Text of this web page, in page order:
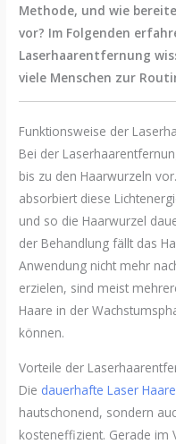
Methode, und wie
vor? Im Folgenden
Laserhaarentfernung
viele Menschen zur
Funktionsweise der
Bei der
bis zu den Haarwurzeln
absorbiert diese
und so die Haarwurzel
der Behandlung fällt das
Anwendung nicht mehr
erzielen, sind meist
Haare in der
können.
Vorteile der
Die dauerhafte Laser
hautschonend, sondern
kosteneffizient. Gerade im